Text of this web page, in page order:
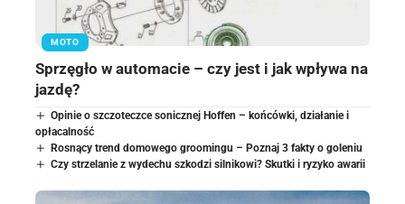
MOTO
Sprzęgło w automacie – czy jest i jak wpływa na
jazdę?
Opinie o szczoteczce sonicznej Hoffen – końcówki, działanie i
opłacalność
Rosnący trend domowego groomingu – Poznaj 3 fakty o goleniu
Czy strzelanie z wydechu szkodzi silnikowi? Skutki i ryzyko awarii